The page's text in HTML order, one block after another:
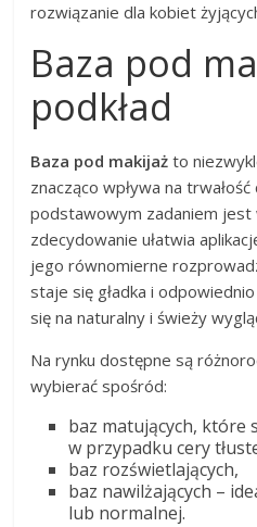
rozwiązanie dla kobiet
Baza pod
podkład
Baza pod makijaż to
znacząco wpływa na trwałość
podstawowym zadaniem jest
zdecydowanie ułatwia
jego równomierne
staje się gładka i
się na naturalny i świeży
Na rynku dostępne są
wybierać spośród:
baz matujących, które
w przypadku cery
baz rozświetlających,
baz nawilżających –
lub normalnej.